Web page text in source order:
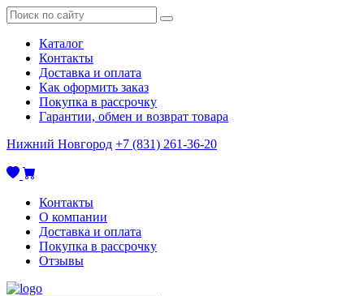
Каталог
Контакты
Доставка и оплата
Как оформить заказ
Покупка в рассрочку
Гарантии, обмен и возврат товара
Нижний Новгород +7 (831) 261-36-20
Контакты
О компании
Доставка и оплата
Покупка в рассрочку
Отзывы